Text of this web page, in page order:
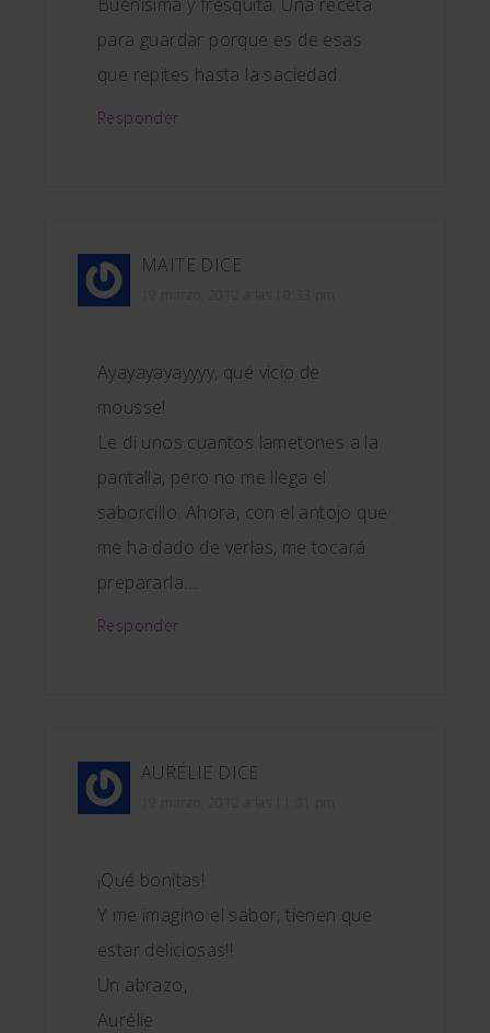
para guardar porque es de esas
que repites hasta la saciedad.
Responder
MAITE DICE
Ayayayayayyyy, qué vicio de
mousse!
Le dí unos cuantos lametones a la
pantalla, pero no me llega el
saborcillo. Ahora, con el antojo que
me ha dado de verlas, me tocará
prepararla….
Responder
AURÉLIE DICE
¡Qué bonitas!
Y me imagino el sabor, tienen que
estar deliciosas!!
Un abrazo,
Aurélie